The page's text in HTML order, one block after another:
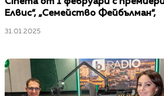
Елвис“, „Семейство Фейбълман“,
31.01.2025